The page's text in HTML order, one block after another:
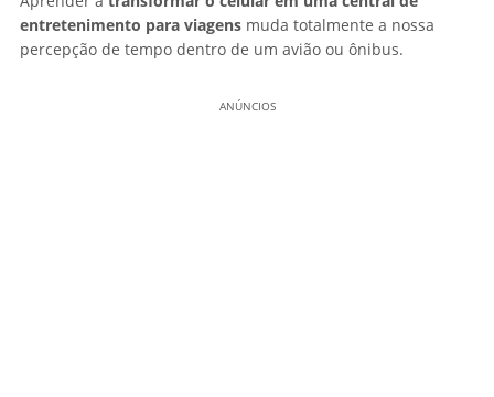
entretenimento para viagens muda totalmente a nossa
percepção de tempo dentro de um avião ou ônibus.
ANÚNCIOS